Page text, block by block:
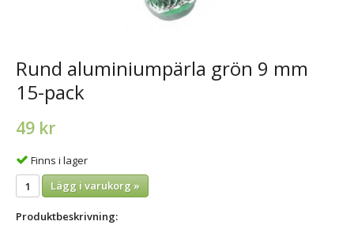
Rund aluminiumpärla grön 9 mm
15-pack
49 kr
Finns i lager
Lägg i varukorg »
Produktbeskrivning: